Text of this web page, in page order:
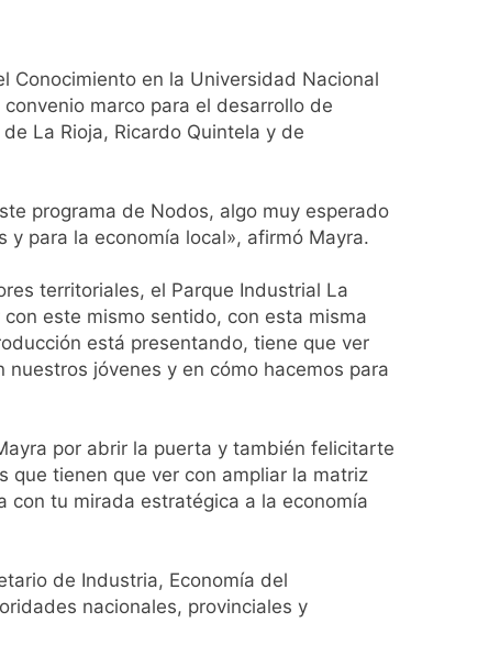
argentinos
hubo detenidos y
mínimas cercanas a 1°C
de chats privados
Moyano
el proyecto a comisión
Conocimiento en la Universidad Nacional
marco para el desarrollo de
La Rioja, Ricardo Quintela y de
programa de Nodos, algo muy esperado
para la economía local», afirmó Mayra.
territoriales, el Parque Industrial La
este mismo sentido, con esta misma
está presentando, tiene que ver
jóvenes y en cómo hacemos para
por abrir la puerta y también felicitarte
que tienen que ver con ampliar la matriz
tu mirada estratégica a la economía
de Industria, Economía del
nacionales, provinciales y